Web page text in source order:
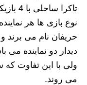
نوع بازی ها هر
دیدار دو نماینده می
ولی با این تفاوت که
می روند.